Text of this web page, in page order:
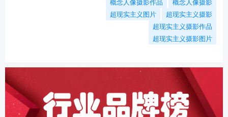
概念人像摄影作品
概念人像摄影
超现实主义图片
超现实主义摄影
超现实主义摄影作品
超现实主义摄影图片